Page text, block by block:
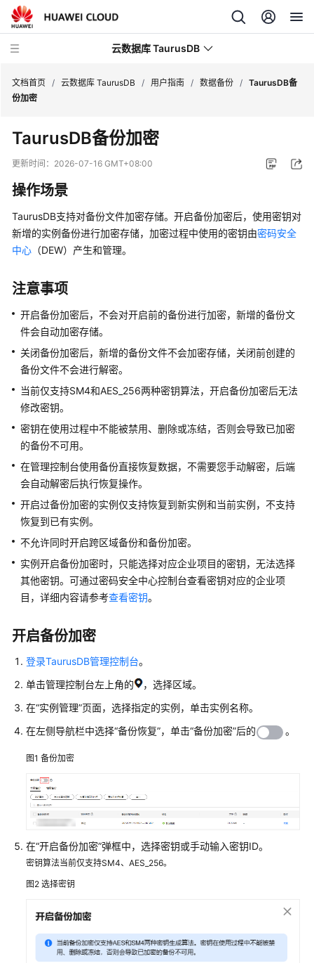
云数据库 TaurusDB
最
动
服
务
告
产
品
介
绍
计
费
说
明
快
入
门
内
核
介
绍
用
指
南
选
型
议
通
过
IAM
授
用
的
权
限
文档首页 / 云数据库 TaurusDB / 用户指南 / 数据备份 / TaurusDB备
份加密
TaurusDB备份加密
更新时间： 2026-07-16 GMT+08:00
操作场景
TaurusDB支持对备份文件加密存储。开启备份加密后，使用密钥对
新增的实例备份进行加密存储，加密过程中使用的密钥由密码安全
中心 （DEW）产生和管理。
注意事项
开启备份加密后，不会对开启前的备份进行加密，新增的备份文
件会自动加密存储。
关闭备份加密后，新增的备份文件不会加密存储，关闭前创建的
备份文件不会进行解密。
当前仅支持SM4和AES_256两种密钥算法，开启备份加密后无法
修改密钥。
密钥在使用过程中不能被禁用、删除或冻结，否则会导致已加密
的备份不可用。
在管理控制台使用备份直接恢复数据，不需要您手动解密，后端
会自动解密后执行恢复操作。
开启过备份加密的实例仅支持恢复到新实例和当前实例，不支持
恢复到已有实例。
不允许同时开启跨区域备份和备份加密。
实例开启备份加密时，只能选择对应企业项目的密钥，无法选择
其他密钥。可通过密码安全中心控制台查看密钥对应的企业项
目，详细内容请参考查看密钥。
开启备份加密
登录TaurusDB管理控制台。
单击管理控制台左上角的
，选择区域。
在“实例管理”页面，选择指定的实例，单击实例名称。
在左侧导航栏中选择“备份恢复”，单击“备份加密”后的 。
图1 备份加密
在“开启备份加密”弹框中，选择密钥或手动输入密钥ID。
密钥算法当前仅支持SM4、AES_256。
图2 选择密钥